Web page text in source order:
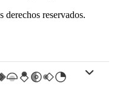
reservados.